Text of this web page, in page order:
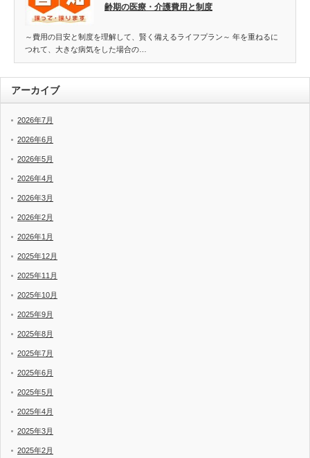
齢期の医療・介護費用と制度
～費用の目安と制度を理解して、賢く備えるライフプラン～ 年を重ねるに
つれて、大きな病気をした場合の…
アーカイブ
2026年7月
2026年6月
2026年5月
2026年4月
2026年3月
2026年2月
2026年1月
2025年12月
2025年11月
2025年10月
2025年9月
2025年8月
2025年7月
2025年6月
2025年5月
2025年4月
2025年3月
2025年2月